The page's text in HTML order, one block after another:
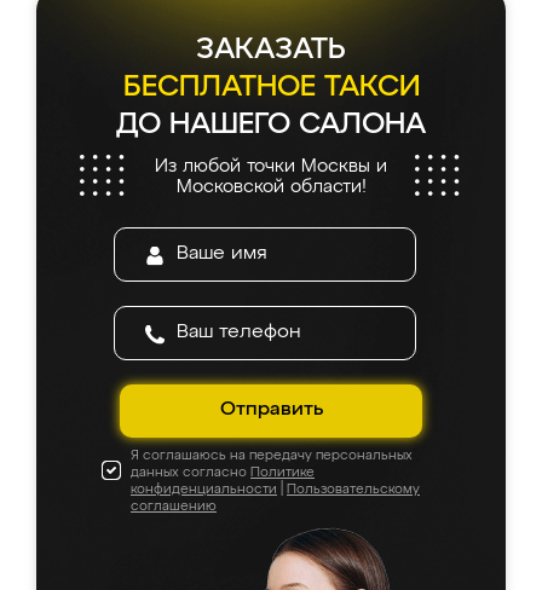
ЗАКАЗАТЬ
БЕСПЛАТНОЕ ТАКСИ
ДО НАШЕГО САЛОНА
Из любой точки Москвы и
Московской области!
Отправить
Я соглашаюсь на передачу персональных
данных согласно Политике
конфиденциальности
Пользовательскому
соглашению